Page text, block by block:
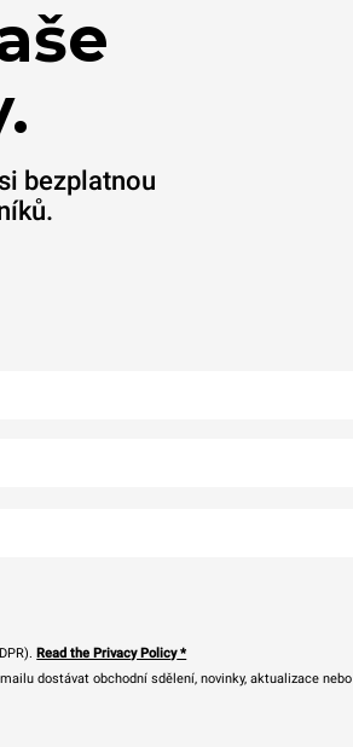
bezplatnou
Read the Privacy Policy*
dostávat obchodní sdělení, novinky, aktualizace nebo